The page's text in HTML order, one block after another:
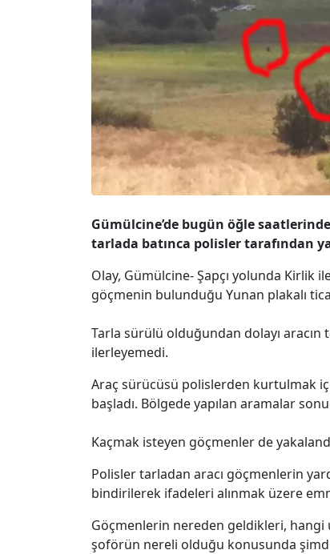
Gümülcine’de bugün öğle
tarlada batınca polisler tarafından
Olay, Gümülcine- Şapçı yolunda Kirlik
göçmenin bulunduğu Yunan plakalı
Tarla sürülü olduğundan dolayı
ilerleyemedi.
Araç sürücüsü polislerden kurtulmak
başladı. Bölgede yapılan aramalar
Kaçmak isteyen göçmenler de
Polisler tarladan aracı göçmenlerin
bindirilerek ifadeleri alınmak üzere
Göçmenlerin nereden geldikleri, hangi
şoförün nereli olduğu konusunda